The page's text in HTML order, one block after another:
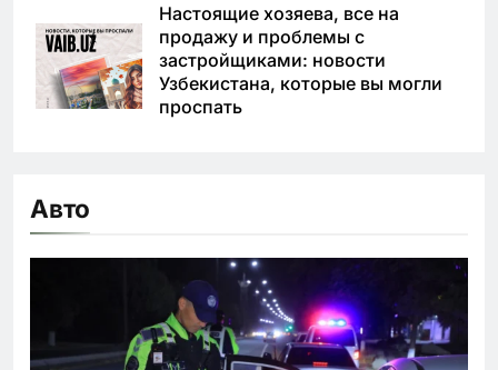
Настоящие хозяева, все на
продажу и проблемы с
застройщиками: новости
Узбекистана, которые вы могли
проспать
Авто